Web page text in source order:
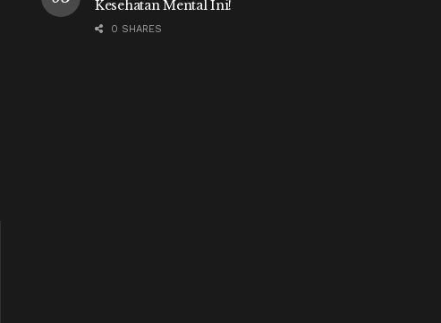
Kesehatan Mental Ini!
0 SHARES